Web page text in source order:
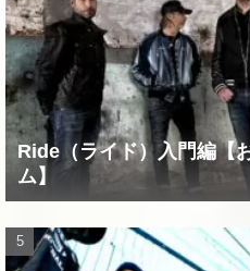
Ride（ライド）入門編【
ム】